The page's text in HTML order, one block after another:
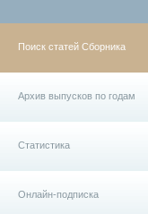
Поиск статей Сборника
Архив выпусков по годам
Статистика
Онлайн-подписка